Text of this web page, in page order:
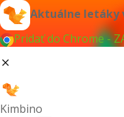
Aktuálne letáky
Pridať do Chrome -
Kimbino